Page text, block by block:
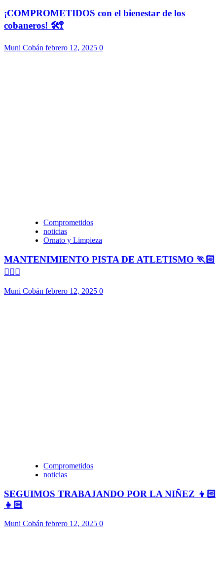
¡COMPROMETIDOS con el bienestar de los
cobaneros! 🛠️🚏
Muni Cobán febrero 12, 2025 0
Comprometidos
noticias
Ornato y Limpieza
MANTENIMIENTO PISTA DE ATLETISMO 🏃🏻
🏃🏻‍♀️
Muni Cobán febrero 12, 2025 0
Comprometidos
noticias
SEGUIMOS TRABAJANDO POR LA NIÑEZ 👦🏻
👧🏻
Muni Cobán febrero 12, 2025 0